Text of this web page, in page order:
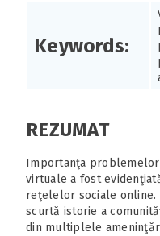
Keywords:
REZUMAT
Importanţa
virtuale a fost
reţelelor sociale online.
scurtă istorie a
din multiplele